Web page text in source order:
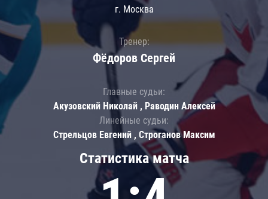
Статистика матча
г. Москва
Тренер:
Фёдоров Сергей
Главные судьи:
Акузовский Николай , Раводин Алексей
Линейные судьи:
Стрельцов Евгений , Строганов Максим